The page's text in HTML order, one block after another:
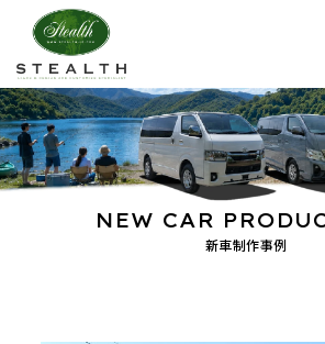
新車制作事例
NEW CAR